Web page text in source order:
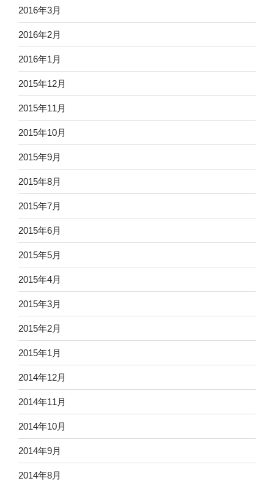
2016年3月
2016年2月
2016年1月
2015年12月
2015年11月
2015年10月
2015年9月
2015年8月
2015年7月
2015年6月
2015年5月
2015年4月
2015年3月
2015年2月
2015年1月
2014年12月
2014年11月
2014年10月
2014年9月
2014年8月